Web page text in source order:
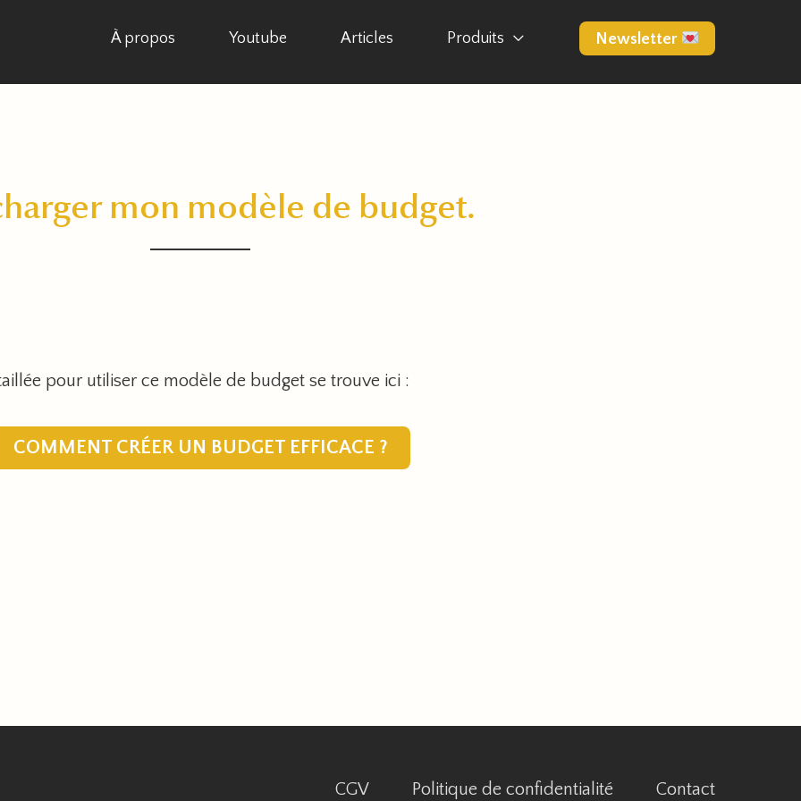
À propos Youtube Articles Produits Newsletter
mon modèle de budget.
pour utiliser ce modèle de budget se trouve ici :
COMMENT CRÉER UN BUDGET EFFICACE ?
CGV Politique de confidentialité Contact